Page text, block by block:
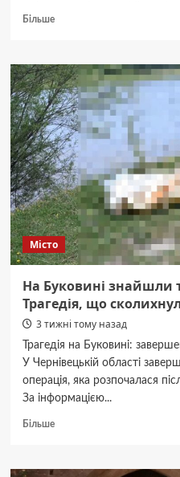
БільшеДокладніше
кухня:
ТОП
автентичних
страв,
які
варто
спробувати
в
Чернівцях
Місто
На Буковині знайшли
Трагедія, що
3 тижні тому назад
Трагедія на Буковині:
У Чернівецькій області
операція, яка розпочалася
За інформацією...
БільшеДокладніше
Буковині